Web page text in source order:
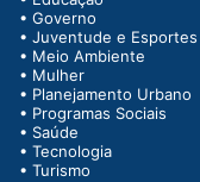
• Governo
• Juventude e Esportes
• Meio Ambiente
• Mulher
• Planejamento Urbano
• Programas Sociais
• Saúde
• Tecnologia
• Turismo